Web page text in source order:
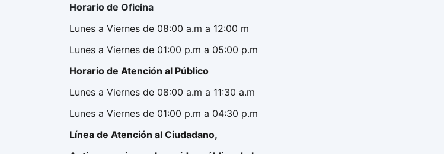
Horario de Oficina
Lunes a Viernes de 08:00 a.m a 12:00 m
Lunes a Viernes de 01:00 p.m a 05:00 p.m
Horario de Atención al Público
Lunes a Viernes de 08:00 a.m a 11:30 a.m
Lunes a Viernes de 01:00 p.m a 04:30 p.m
Línea de Atención al Ciudadano,